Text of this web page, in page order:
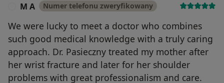
M A Numer telefonu zweryfikowany
We were lucky to meet a doctor who combines
such good medical knowledge with a truly caring
approach. Dr. Pasieczny treated my mother after
her wrist fracture and later for her shoulder
problems with great professionalism and care.